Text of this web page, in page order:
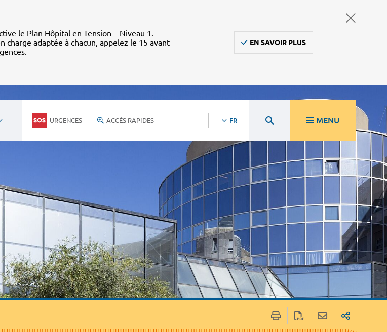
le Plan Hôpital en Tension – Niveau 1.
charge adaptée à chacun, appelez le 15 avant
EN SAVOIR PLUS
URGENCES ACCÈS RAPIDES FR MENU